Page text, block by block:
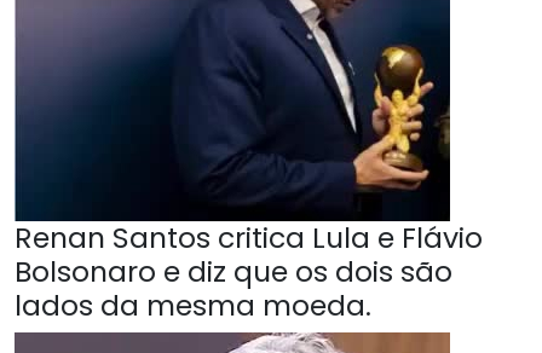
Renan Santos critica Lula e Flávio
Bolsonaro e diz que os dois são
lados da mesma moeda.